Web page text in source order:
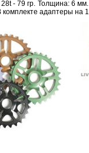
28t - 79 гр. Толщина: 6
комплекте адаптеры на